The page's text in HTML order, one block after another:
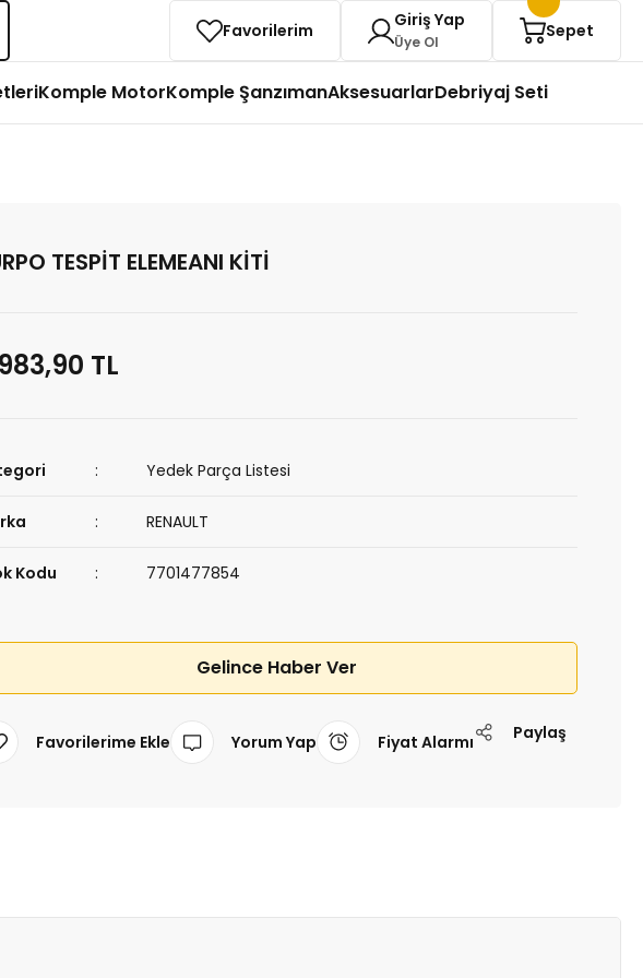
Favorilerim Giriş Yap
Üye Ol
Sepet
Komple MotorKomple ŞanzımanAksesuarlarDebriyaj Seti
TESPİT ELEMEANI KİTİ
TL
Yedek Parça Listesi
RENAULT
Kodu 7701477854
Gelince Haber Ver
Yorum Yap Fiyat Alarmı Paylaş